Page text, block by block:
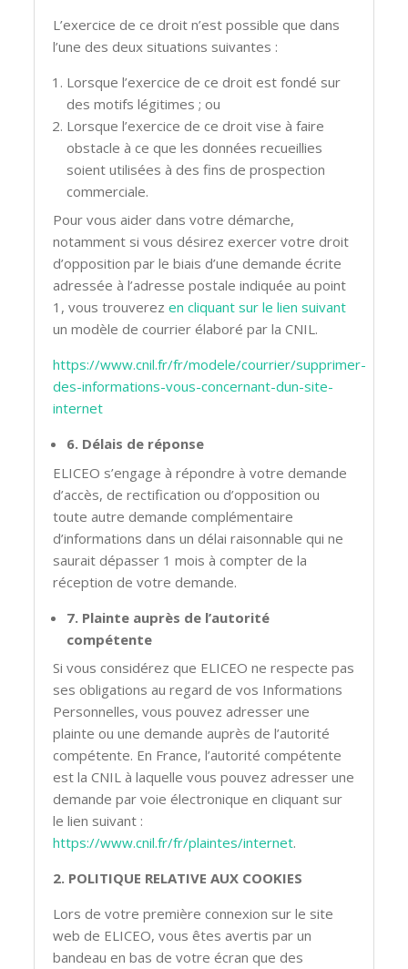
L’exercice de ce droit n’est possible que dans
l’une des deux situations suivantes :
Lorsque l’exercice de ce droit est fondé sur
des motifs légitimes ; ou
Lorsque l’exercice de ce droit vise à faire
obstacle à ce que les données recueillies
soient utilisées à des fins de prospection
commerciale.
Pour vous aider dans votre démarche,
notamment si vous désirez exercer votre droit
d’opposition par le biais d’une demande écrite
adressée à l’adresse postale indiquée au point
1, vous trouverezen cliquant sur le lien suivant
un modèle de courrier élaboré par la CNIL.
https://www.cnil.fr/fr/modele/courrier/supprimer-
des-informations-vous-concernant-dun-site-
internet
6. Délais de réponse
ELICEO s’engage à répondre à votre demande
d’accès, de rectification ou d’opposition ou
toute autre demande complémentaire
d’informations dans un délai raisonnable qui ne
saurait dépasser 1 mois à compter de la
réception de votre demande.
7. Plainte auprès de l’autorité
compétente
Si vous considérez que ELICEO ne respecte pas
ses obligations au regard de vos Informations
Personnelles, vous pouvez adresser une
plainte ou une demande auprès de l’autorité
compétente. En France, l’autorité compétente
est la CNIL à laquelle vous pouvez adresser une
demande par voie électronique en cliquant sur
le lien suivant :
https://www.cnil.fr/fr/plaintes/internet.
2. POLITIQUE RELATIVE AUX COOKIES
Lors de votre première connexion sur le site
web de ELICEO, vous êtes avertis par un
bandeau en bas de votre écran que des